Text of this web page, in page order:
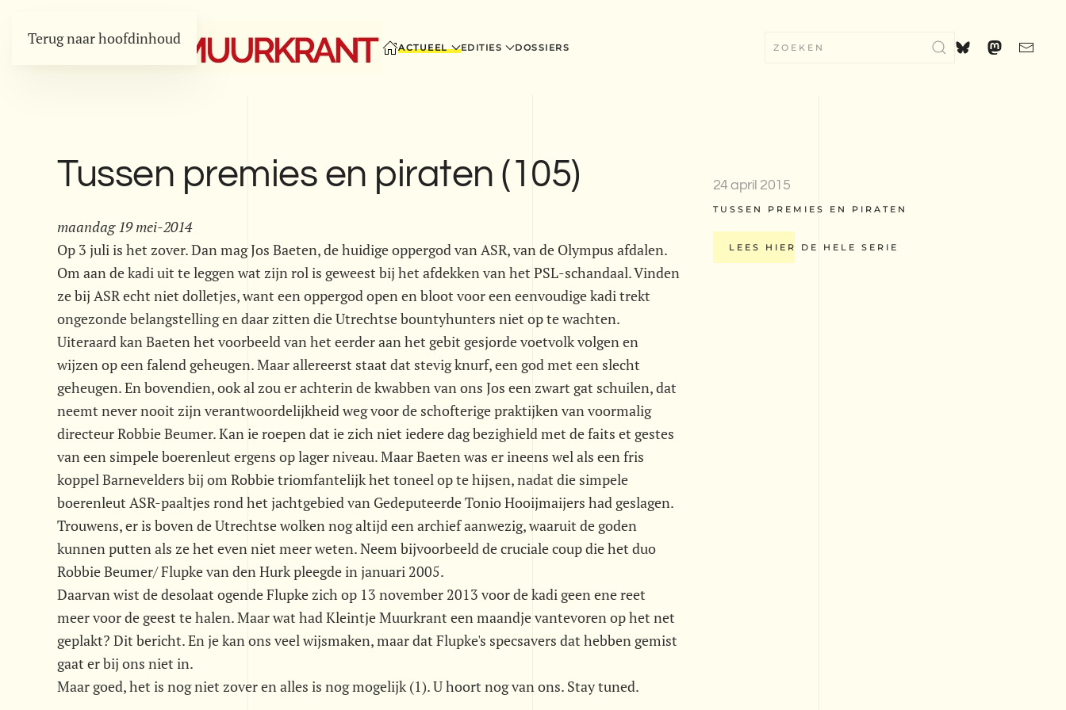
Terug naar hoofdinhoud ACTUEEL EDITIES DOSSIERS
Tussen premies en piraten (105)
maandag 19 mei-2014
Op 3 juli is het zover. Dan mag Jos Baeten, de huidige oppergod van ASR, van de Olympus afdalen.
Om aan de kadi uit te leggen wat zijn rol is geweest bij het afdekken van het PSL-schandaal. Vinden
ze bij ASR echt niet dolletjes, want een oppergod open en bloot voor een eenvoudige kadi trekt
ongezonde belangstelling en daar zitten die Utrechtse bountyhunters niet op te wachten.
Uiteraard kan Baeten het voorbeeld van het eerder aan het gebit gesjorde voetvolk volgen en
wijzen op een falend geheugen. Maar allereerst staat dat stevig knurf, een god met een slecht
geheugen. En bovendien, ook al zou er achterin de kwabben van ons Jos een zwart gat schuilen, dat
neemt never nooit zijn verantwoordelijkheid weg voor de schofterige praktijken van voormalig
directeur Robbie Beumer. Kan ie roepen dat ie zich niet iedere dag bezighield met de faits et gestes
van een simpele boerenleut ergens op lager niveau. Maar Baeten was er ineens wel als een fris
koppel Barnevelders bij om Robbie triomfantelijk het toneel op te hijsen, nadat die simpele
boerenleut ASR-paaltjes rond het jachtgebied van Gedeputeerde Tonio Hooijmaijers had geslagen.
Trouwens, er is boven de Utrechtse wolken nog altijd een archief aanwezig, waaruit de goden
kunnen putten als ze het even niet meer weten. Neem bijvoorbeeld de cruciale coup die het duo
Robbie Beumer/ Flupke van den Hurk pleegde in januari 2005.
Daarvan wist de desolaat ogende Flupke zich op 13 november 2013 voor de kadi geen ene reet
meer voor de geest te halen. Maar wat had Kleintje Muurkrant een maandje vantevoren op het net
geplakt? Dit bericht. En je kan ons veel wijsmaken, maar dat Flupke's specsavers dat hebben gemist
gaat er bij ons niet in.
Maar goed, het is nog niet zover en alles is nog mogelijk (1). U hoort nog van ons. Stay tuned.
24 april 2015
TUSSEN PREMIES EN PIRATEN
LEES HIER DE HELE SERIE